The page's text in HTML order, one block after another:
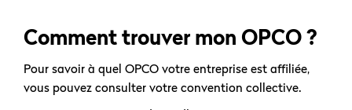
Comment trouver mon OPCO ?
Pour savoir à quel OPCO votre entreprise est affiliée,
vous pouvez consulter votre convention collective.